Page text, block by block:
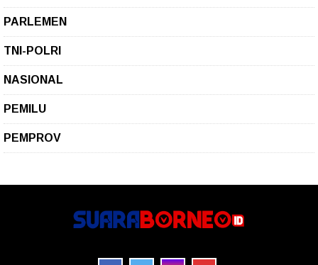
PARLEMEN
TNI-POLRI
NASIONAL
PEMILU
PEMPROV